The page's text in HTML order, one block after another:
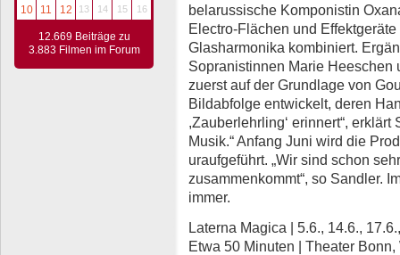
10
11 12 13 14 15 16
12.669 Beiträge zu
3.883 Filmen im Forum
belarussische Komponistin
Electro-Flächen und
Glasharmonika kombiniert.
Sopranistinnen Marie Heeschen
zuerst auf der Grundlage von
Bildabfolge entwickelt, deren
,Zauberlehrling‘ erinnert“,
Musik.“ Anfang Juni wird die
uraufgeführt. „Wir sind schon
zusammenkommt“, so Sandler.
immer.
Laterna Magica | 5.6., 14.6.,
Etwa 50 Minuten | Theater